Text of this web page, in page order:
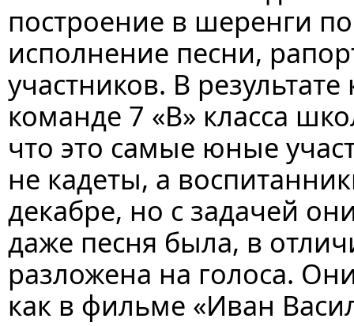
построение в шеренги
исполнение песни,
участников. В
команде 7 «В» класса
что это самые юные
не кадеты, а
декабре, но с задачей
даже песня была, в
разложена на голоса.
как в фильме «Иван